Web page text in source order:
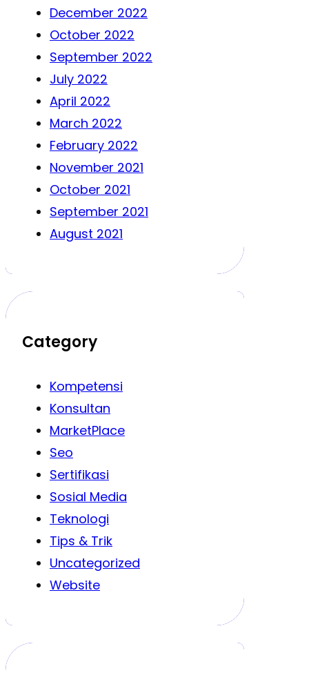
December 2022
October 2022
September 2022
July 2022
April 2022
March 2022
February 2022
November 2021
October 2021
September 2021
August 2021
Category
Kompetensi
Konsultan
MarketPlace
Seo
Sertifikasi
Sosial Media
Teknologi
Tips & Trik
Uncategorized
Website